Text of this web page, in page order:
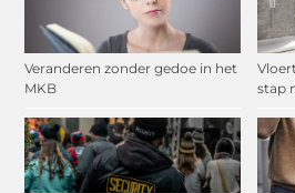
Veranderen zonder gedoe in het
MKB
stap